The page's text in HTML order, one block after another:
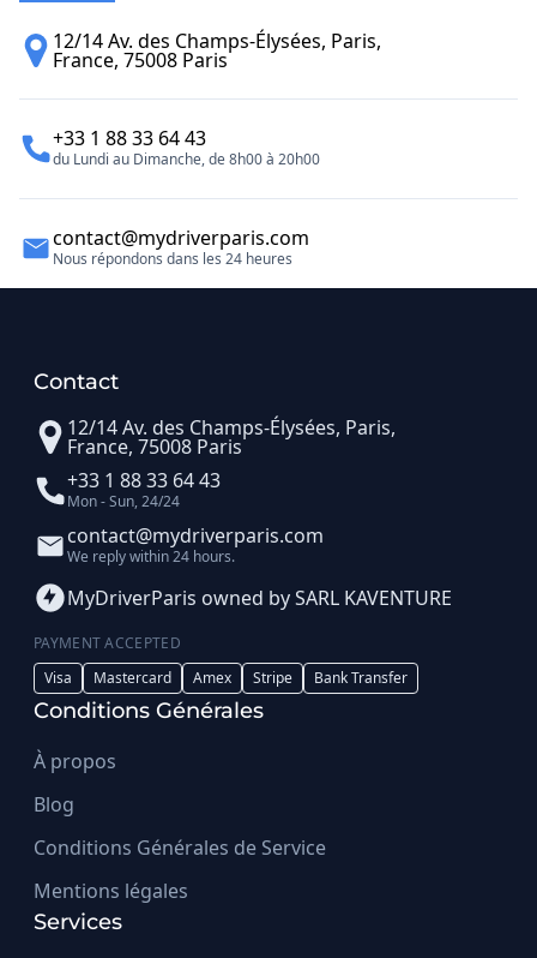
12/14 Av. des Champs-Élysées, Paris,
France, 75008 Paris
+33 1 88 33 64 43
du Lundi au Dimanche, de 8h00 à 20h00
contact@mydriverparis.com
Nous répondons dans les 24 heures
Contact
12/14 Av. des Champs-Élysées, Paris,
France, 75008 Paris
+33 1 88 33 64 43
Mon - Sun, 24/24
contact@mydriverparis.com
We reply within 24 hours.
MyDriverParis owned by SARL KAVENTURE
PAYMENT ACCEPTED
Visa
Mastercard Amex Stripe Bank Transfer
Conditions Générales
À propos
Blog
Conditions Générales de Service
Mentions légales
Services